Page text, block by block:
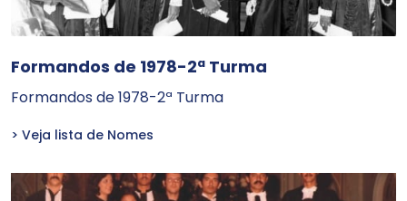
Formandos de 1978-2ª Turma
Formandos de 1978-2ª Turma
> Veja lista de Nomes